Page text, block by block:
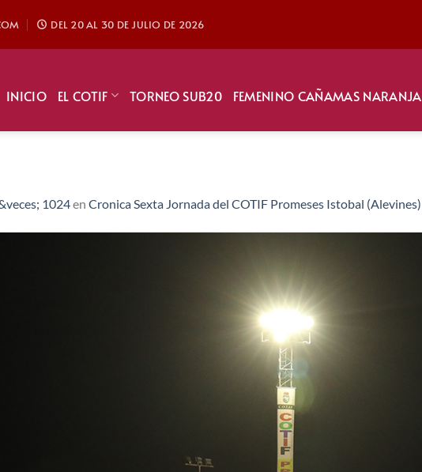
DEL 20 AL 30 DE JULIO DE 2026
INICIO EL COTIF TORNEO SUB20 FEMENINO CAÑAMAS NARANJA
1024en Cronica Sexta Jornada del COTIF Promeses Istobal (Alevines)